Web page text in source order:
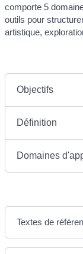
comporte 5
outils pour
artistique,
Objectifs
Définition
Domaines
Textes de